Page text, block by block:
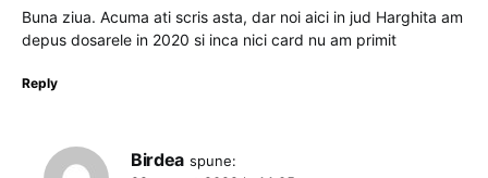
Buna ziua. Acuma ati scris asta, dar noi aici in jud Harghita am
depus dosarele in 2020 si inca nici card nu am primit
Reply
Birdea spune: